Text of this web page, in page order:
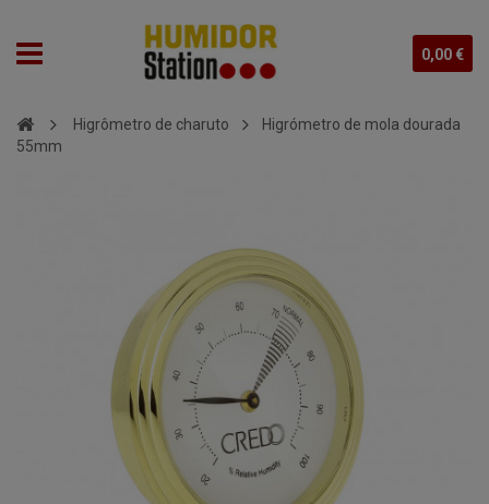
0,00 €
Higrômetro de charuto
Higrómetro de mola dourada
55mm